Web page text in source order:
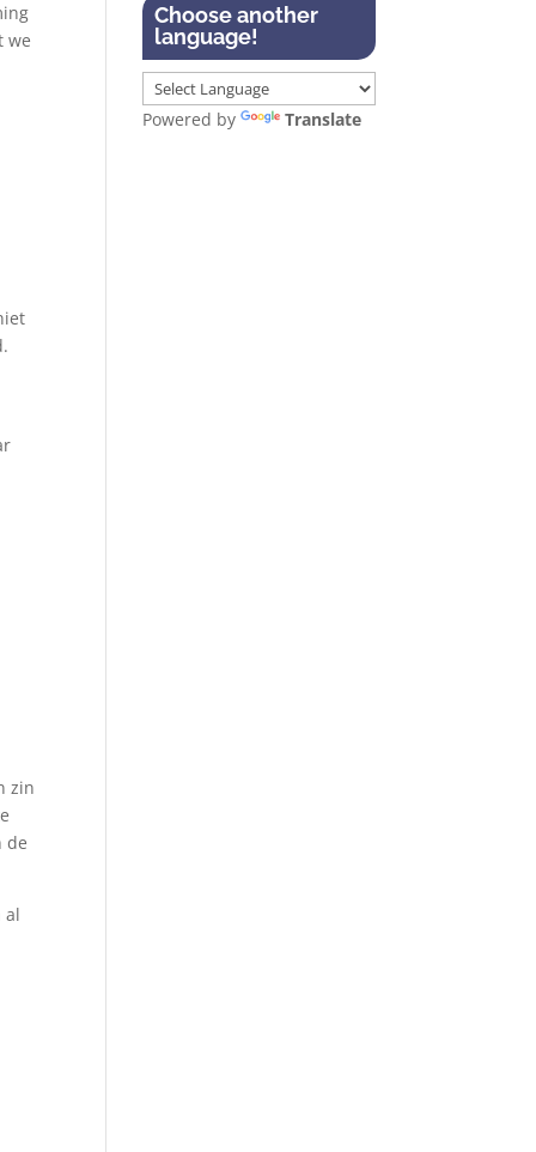
we
zin
de
al
Choose another
language!
Powered by Translate